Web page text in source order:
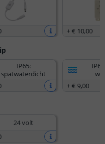
+€ 10,00
IP65:
spatwaterdicht
+€ 9,00
24 volt